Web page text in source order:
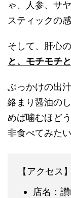
ゃ、人参、サ
スティックの
そして、肝心
と、モチモチ
ぶっかけの出
絡まり醤油の
めば噛むほど
非食べてみた
【アクセス】
店名：